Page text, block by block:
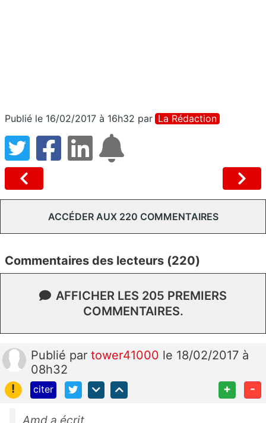
Publié le 16/02/2017 à 16h32 par La Rédaction
ACCÉDER AUX 220 COMMENTAIRES
Commentaires des lecteurs (220)
AFFICHER LES 205 PREMIERS
COMMENTAIRES.
Publié par tower41000 le 18/02/2017 à
08h32
!
citer + -
Amd a écrit